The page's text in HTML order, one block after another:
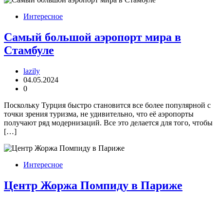
Интересное
Самый большой аэропорт мира в
Стамбуле
lazily
04.05.2024
0
Поскольку Турция быстро становится все более популярной с
точки зрения туризма, не удивительно, что её аэропорты
получают ряд модернизаций. Все это делается для того, чтобы
[…]
Интересное
Центр Жоржа Помпиду в Париже